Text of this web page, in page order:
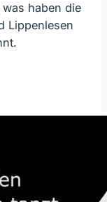
haben die
Lippenlesen